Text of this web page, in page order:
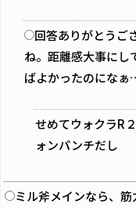
回答ありがとうご
ね。距離感大事にし
ばよかったのになぁ
せめてウォクラR
ォンパンチだし
ミル斧メインなら、